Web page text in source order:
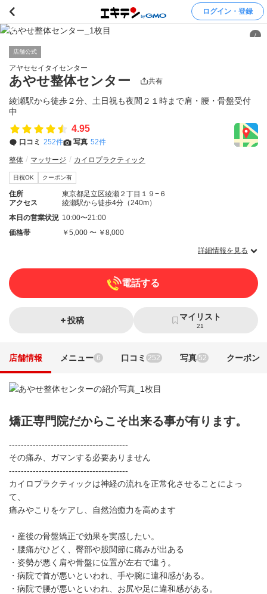
ログイン・登録
/
店舗公式
アヤセセイタイセンター
あやせ整体センター 共有
綾瀬駅から徒歩２分、土日祝も夜間２１時まで肩・腰・骨盤受付
中
4.95
口コミ 252件 写真 52件
整体 マッサージ カイロプラクティック
日祝OK クーポン有
住所
東京都足立区綾瀬２丁目１９−６
アクセス
綾瀬駅から徒歩4分（240m）
本日の営業状況 10:00〜21:00
価格帯
￥5,000 〜 ￥8,000
詳細情報を見る
電話する
投稿 マイリスト
21
店舗情報 メニュー 6 口コミ 252 写真 52 クーポン
矯正専門院だからこそ出来る事が有ります。
----------------------------------------
その痛み、ガマンする必要ありません
----------------------------------------
カイロプラクティックは神経の流れを正常化させることによっ
て、
痛みやこりをケアし、自然治癒力を高めます
・産後の骨盤矯正で効果を実感したい。
・腰痛がひどく、臀部や股関節に痛みが出ある
・姿勢が悪く肩や骨盤に位置が左右で違う。
・病院で首が悪いといわれ、手や腕に違和感がある。
・病院で腰が悪いといわれ、お尻や足に違和感がある。